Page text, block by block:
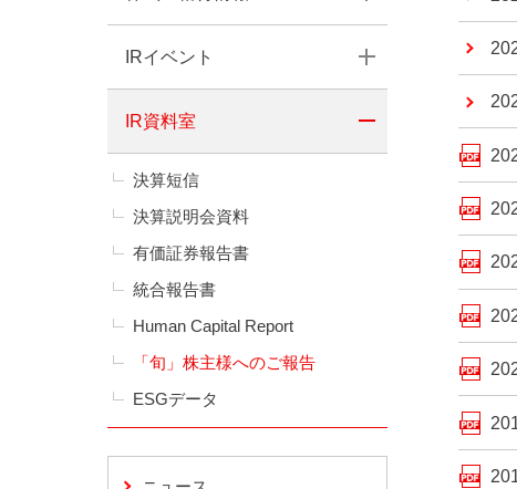
IRイベント
IR資料室
決算短信
決算説明会資料
有価証券報告書
統合報告書
Human Capital Report
「旬」株主様へのご報告
ESGデータ